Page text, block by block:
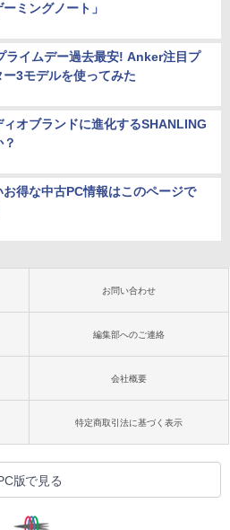
ーミングノート」
ライムデー過去最安! Anker注目プ
ー3モデルを使ってみた
ィオブランドに進化するSHANLING
得な中古PC情報はこのページで
お問い合わせ
編集部へのご連絡
会社概要
特定商取引法に基づく表示
版で見る